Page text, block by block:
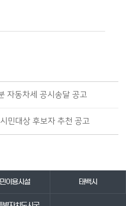
자동차세 공시송달 공고
민대상 후보자 추천 공고
이용시설 태백시